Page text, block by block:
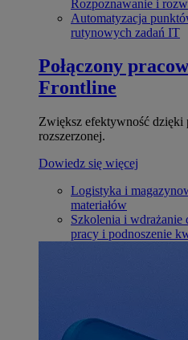
Rozpoznawanie i
Automatyzacja
rutynowych zadań IT
Połączony
Frontline
Zwiększ efektywność dzięki
rozszerzonej.
Dowiedz się więcej
Logistyka i
materiałów
Szkolenia i wdrażanie
pracy i podnoszenie